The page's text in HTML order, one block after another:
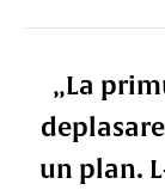
„La
un plan.